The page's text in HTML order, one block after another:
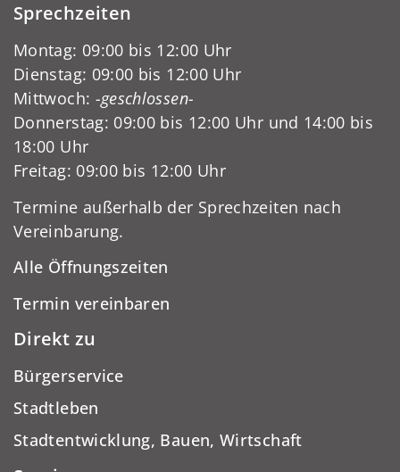
Sprechzeiten
Montag: 09:00 bis 12:00 Uhr
Dienstag: 09:00 bis 12:00 Uhr
Mittwoch: -geschlossen-
Donnerstag: 09:00 bis 12:00 Uhr und 14:00 bis
18:00 Uhr
Freitag: 09:00 bis 12:00 Uhr
Termine außerhalb der Sprechzeiten nach
Vereinbarung.
Alle Öffnungszeiten
Termin vereinbaren
Direkt zu
Bürgerservice
Stadtleben
Stadtentwicklung, Bauen, Wirtschaft